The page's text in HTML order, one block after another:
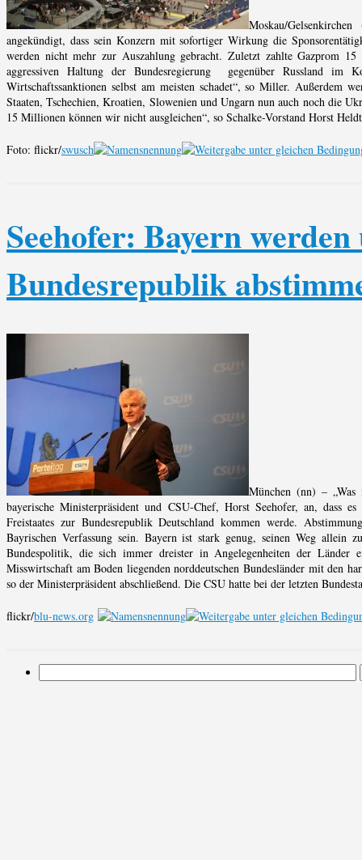
Moskau/
angekündigt, dass sein Konzern mit sofortiger Wirkung die
werden nicht mehr zur Auszahlung gebracht. Zuletzt zahlte Gazprom
aggressiven Haltung der Bundesregierung gegenüber Russland
Wirtschaftssanktionen selbst am meisten schadet“, so Miller. Außerdem
Staaten, Tschechien, Kroatien, Slowenien und Ungarn nun auch noch die
15 Millionen können wir nicht ausgleichen“, so Schalke-Vorstand Horst
Foto: flickr/swusch
Seehofer: Bayern
Bundesrepublik
München (nn) –
bayerische Ministerpräsident und CSU-Chef, Horst Seehofer, an, dass
Freistaates zur Bundesrepublik Deutschland kommen werde.
Bayrischen Verfassung sein. Bayern ist stark genug, seinen Weg allein
Bundespolitik, die sich immer dreister in Angelegenheiten der Länder
Misswirtschaft am Boden liegenden norddeutschen Bundesländer mit den
so der Ministerpräsident abschließend. Die CSU hatte bei der letzten
flickr/blu-news.org